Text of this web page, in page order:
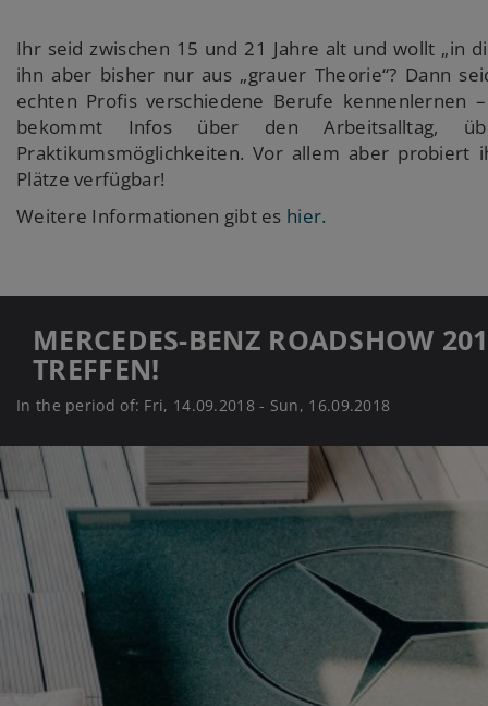
Ihr seid zwischen 15 und 21 Jahre alt und wollt „in
ihn aber bisher nur aus „grauer Theorie“? Dann
echten Profis verschiedene Berufe kennenlernen
bekommt Infos über den Arbeitsalltag,
Praktikumsmöglichkeiten. Vor allem aber probiert
Plätze verfügbar!
Weitere Informationen gibt es hier.
MERCEDES-BENZ ROADSHOW
TREFFEN!
In the period of: Fri, 14.09.2018 - Sun, 16.09.2018